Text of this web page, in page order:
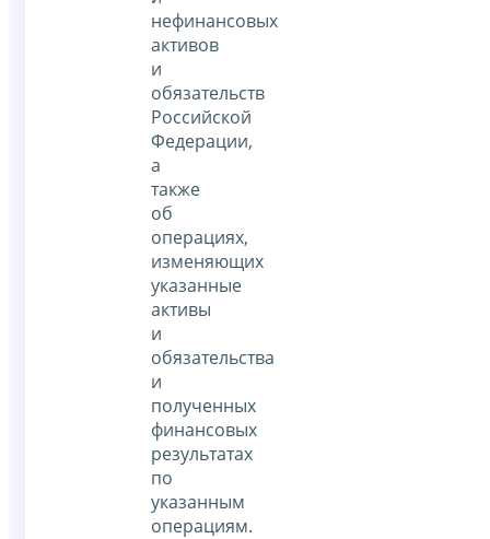
нефинансовых
активов
и
обязательств
Российской
Федерации,
а
также
об
операциях,
изменяющих
указанные
активы
и
обязательства
и
полученных
финансовых
результатах
по
указанным
операциям.